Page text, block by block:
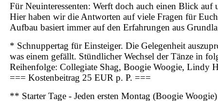
Für Neuinteressenten: Werft doch auch einen Blick auf
Hier haben wir die Antworten auf viele Fragen für
Aufbau basiert immer auf den Erfahrungen aus
* Schnuppertag für Einsteiger. Die Gelegenheit
was einem gefällt. Stündlicher Wechsel der Tänze in
Reihenfolge: Collegiate Shag, Boogie Woogie, Lindy
=== Kostenbeitrag 25 EUR p. P. ===
** Starter Tage - Jeden ersten Montag (Boogie